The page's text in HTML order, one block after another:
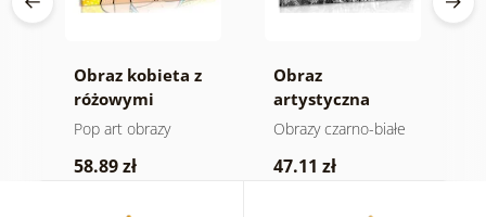
Obraz kobieta z
różowymi
włosami
Pop art obrazy
58.89 zł
Obraz
artystyczna
czaszka w wersji
Obrazy czarno-białe
47.11 zł